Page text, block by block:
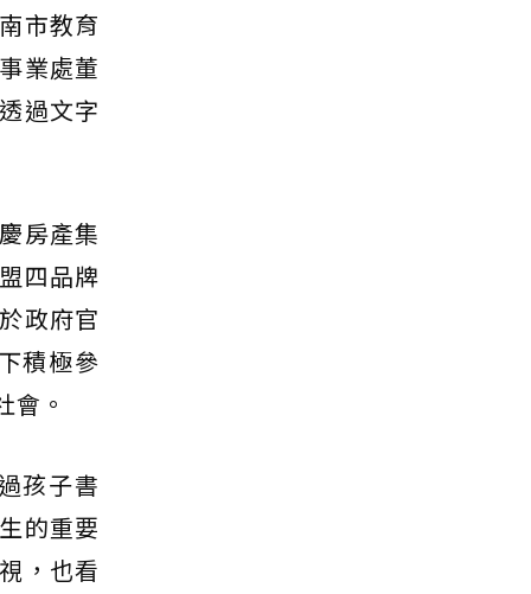
市教育
業處董
過文字
房產集
四品牌
政府官
積極參
會。
孩子書
的重要
，也看